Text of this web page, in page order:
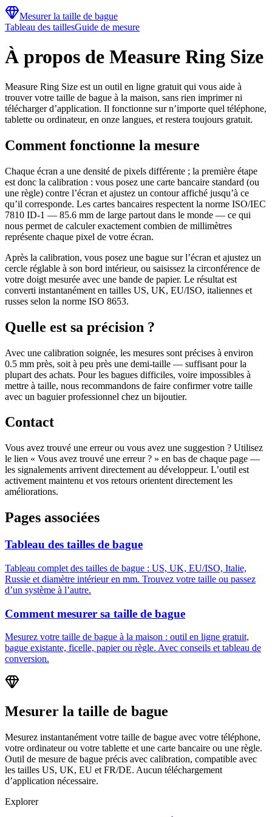
Mesurer la taille de bague
Tableau des taillesGuide de mesure
À propos de Measure Ring Size
Measure Ring Size est un outil en ligne gratuit qui vous aide à
trouver votre taille de bague à la maison, sans rien imprimer ni
télécharger d’application. Il fonctionne sur n’importe quel téléphone,
tablette ou ordinateur, en onze langues, et restera toujours gratuit.
Comment fonctionne la mesure
Chaque écran a une densité de pixels différente ; la première étape
est donc la calibration : vous posez une carte bancaire standard (ou
une règle) contre l’écran et ajustez un contour affiché jusqu’à ce
qu’il corresponde. Les cartes bancaires respectent la norme ISO/IEC
7810 ID-1 — 85.6 mm de large partout dans le monde — ce qui
nous permet de calculer exactement combien de millimètres
représente chaque pixel de votre écran.
Après la calibration, vous posez une bague sur l’écran et ajustez un
cercle réglable à son bord intérieur, ou saisissez la circonférence de
votre doigt mesurée avec une bande de papier. Le résultat est
converti instantanément en tailles US, UK, EU/ISO, italiennes et
russes selon la norme ISO 8653.
Quelle est sa précision ?
Avec une calibration soignée, les mesures sont précises à environ
0.5 mm près, soit à peu près une demi-taille — suffisant pour la
plupart des achats. Pour les bagues difficiles, voire impossibles à
mettre à taille, nous recommandons de faire confirmer votre taille
avec un baguier professionnel chez un bijoutier.
Contact
Vous avez trouvé une erreur ou vous avez une suggestion ? Utilisez
le lien « Vous avez trouvé une erreur ? » en bas de chaque page —
les signalements arrivent directement au développeur. L’outil est
activement maintenu et vos retours orientent directement les
améliorations.
Pages associées
Tableau des tailles de bague
Tableau complet des tailles de bague : US, UK, EU/ISO, Italie,
Russie et diamètre intérieur en mm. Trouvez votre taille ou passez
d’un système à l’autre.
Comment mesurer sa taille de bague
Mesurez votre taille de bague à la maison : outil en ligne gratuit,
bague existante, ficelle, papier ou règle. Avec conseils et tableau de
conversion.
Mesurer la taille de bague
Mesurez instantanément votre taille de bague avec votre téléphone,
votre ordinateur ou votre tablette et une carte bancaire ou une règle.
Outil de mesure de bague précis avec calibration, compatible avec
les tailles US, UK, EU et FR/DE. Aucun téléchargement
d’application nécessaire.
Explorer